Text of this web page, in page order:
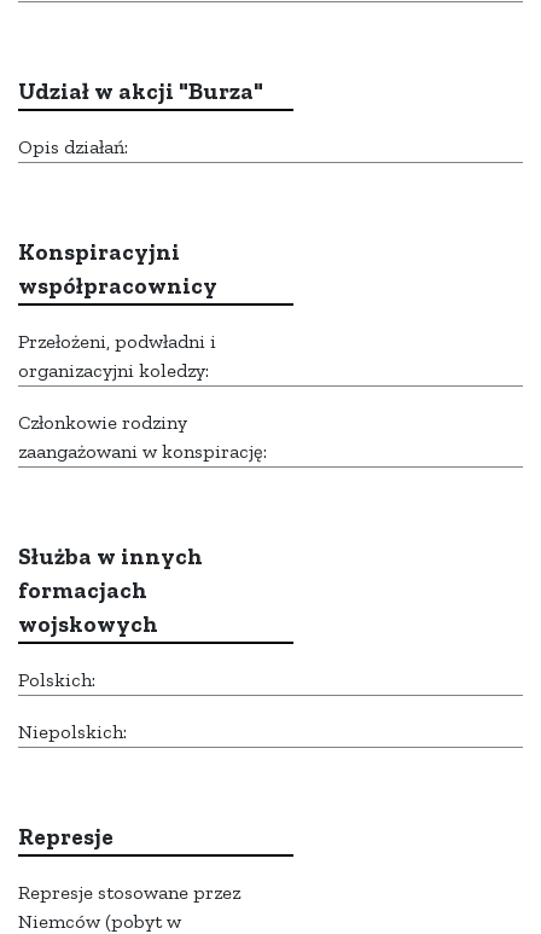
Udział w akcji "Burza"
Opis działań:
Konspiracyjni
współpracownicy
Przełożeni, podwładni i
organizacyjni koledzy:
Członkowie rodziny
zaangażowani w konspirację:
Służba w innych
formacjach
wojskowych
Polskich:
Niepolskich:
Represje
Represje stosowane przez
Niemców (pobyt w